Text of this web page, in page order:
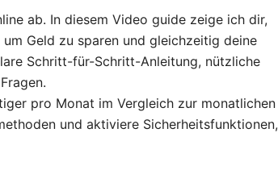
ab. In diesem Video guide zeige ich dir,
Geld zu sparen und gleichzeitig deine
Schritt-für-Schritt-Anleitung, nützliche
pro Monat im Vergleich zur monatlichen
und aktiviere Sicherheitsfunktionen,